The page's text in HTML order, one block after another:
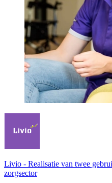
Livio - Realisatie van twee
zorgsector